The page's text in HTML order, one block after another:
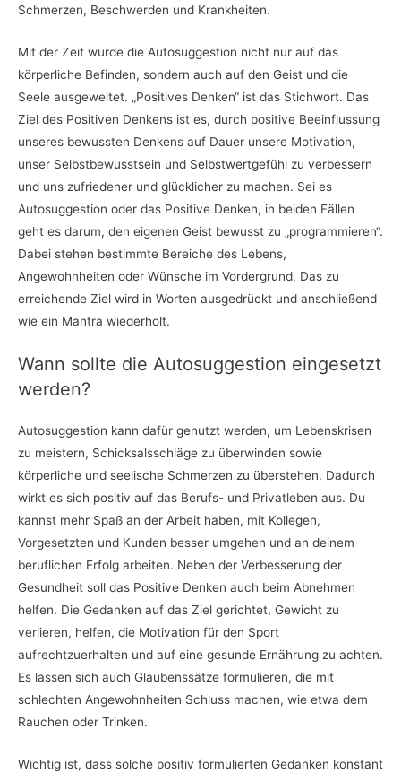
Schmerzen, Beschwerden und Krankheiten.
Mit der Zeit wurde die Autosuggestion nicht nur auf das
körperliche Befinden, sondern auch auf den Geist und die
Seele ausgeweitet. „Positives Denken“ ist das Stichwort. Das
Ziel des Positiven Denkens ist es, durch positive Beeinflussung
unseres bewussten Denkens auf Dauer unsere Motivation,
unser Selbstbewusstsein und Selbstwertgefühl zu verbessern
und uns zufriedener und glücklicher zu machen. Sei es
Autosuggestion oder das Positive Denken, in beiden Fällen
geht es darum, den eigenen Geist bewusst zu „programmieren“.
Dabei stehen bestimmte Bereiche des Lebens,
Angewohnheiten oder Wünsche im Vordergrund. Das zu
erreichende Ziel wird in Worten ausgedrückt und anschließend
wie ein Mantra wiederholt.
Wann sollte die Autosuggestion eingesetzt
werden?
Autosuggestion kann dafür genutzt werden, um Lebenskrisen
zu meistern, Schicksalsschläge zu überwinden sowie
körperliche und seelische Schmerzen zu überstehen. Dadurch
wirkt es sich positiv auf das Berufs- und Privatleben aus. Du
kannst mehr Spaß an der Arbeit haben, mit Kollegen,
Vorgesetzten und Kunden besser umgehen und an deinem
beruflichen Erfolg arbeiten. Neben der Verbesserung der
Gesundheit soll das Positive Denken auch beim Abnehmen
helfen. Die Gedanken auf das Ziel gerichtet, Gewicht zu
verlieren, helfen, die Motivation für den Sport
aufrechtzuerhalten und auf eine gesunde Ernährung zu achten.
Es lassen sich auch Glaubenssätze formulieren, die mit
schlechten Angewohnheiten Schluss machen, wie etwa dem
Rauchen oder Trinken.
Wichtig ist, dass solche positiv formulierten Gedanken konstant